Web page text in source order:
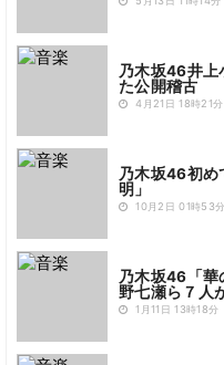
乃木坂46井上
た公開稽古
4月21日 18時21分
乃木坂46初め
明」
10月2日 01時53分
乃木坂46「華
野七瀬ら７人
1月11日 13時18分